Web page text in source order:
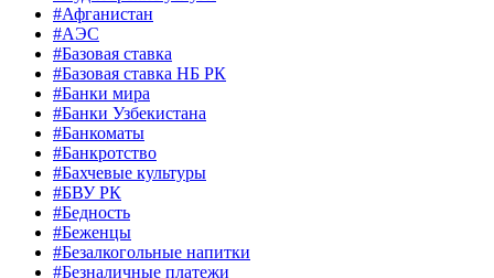
#Афганистан
#АЭС
#Базовая ставка
#Базовая ставка НБ РК
#Банки мира
#Банки Узбекистана
#Банкоматы
#Банкротство
#Бахчевые культуры
#БВУ РК
#Бедность
#Беженцы
#Безалкогольные напитки
#Безналичные платежи